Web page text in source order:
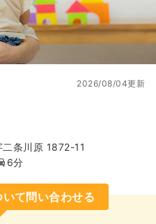
2026/08/04更新
条川原 1872-11
6分
て問い合わせる